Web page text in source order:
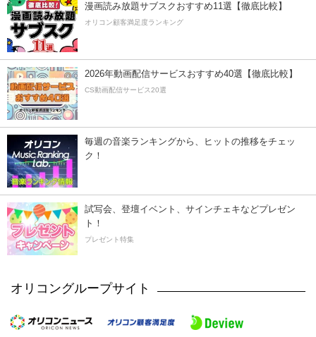
漫画読み放題サブスクおすすめ11選【徹底比較】
オリコン顧客満足度ランキング
2026年動画配信サービスおすすめ40選【徹底比較】
CS動画配信サービス20選
毎週の音楽ランキングから、ヒットの推移をチェッ
ク！
試写会、登壇イベント、サインチェキなどプレゼン
ト！
プレゼント特集
オリコングループサイト